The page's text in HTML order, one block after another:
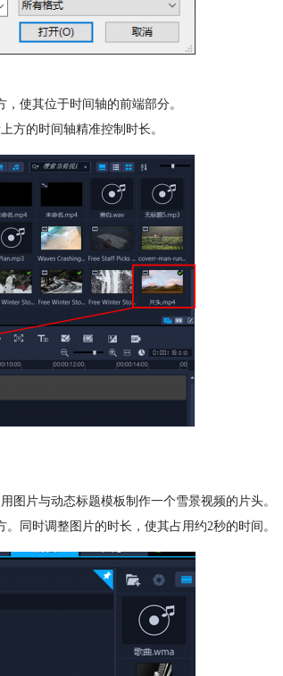
使其位于时间轴的前端部分。
方的时间轴精准控制时长。
图片与动态标题模板制作一个雪景视频的片头。
同时调整图片的时长，使其占用约2秒的时间。